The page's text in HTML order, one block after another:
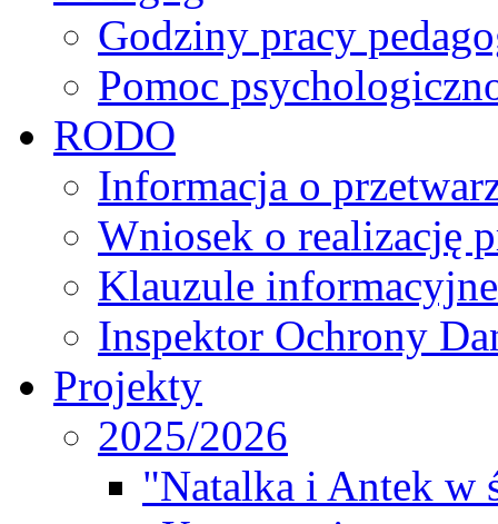
Godziny pracy
Pomoc
RODO
Informacja o
Wniosek o realizację
Klauzule informacyjne
Inspektor Ochrony
Projekty
2025/2026
"Natalka i Antek w